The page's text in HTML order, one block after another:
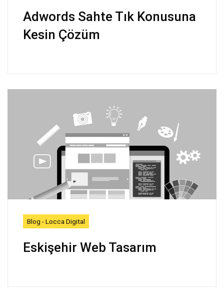
Adwords Sahte Tık Konusuna
Kesin Çözüm
Blog - Locca Digital
Eskişehir Web Tasarım